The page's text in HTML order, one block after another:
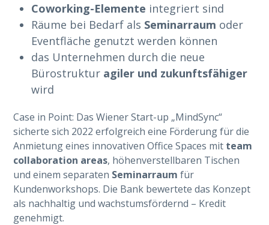
Coworking-Elemente integriert sind
Räume bei Bedarf als Seminarraum oder
Eventfläche genutzt werden können
das Unternehmen durch die neue
Bürostruktur agiler und zukunftsfähiger
wird
Case in Point: Das Wiener Start-up „MindSync“
sicherte sich 2022 erfolgreich eine Förderung für die
Anmietung eines innovativen Office Spaces mit team
collaboration areas, höhenverstellbaren Tischen
und einem separaten Seminarraum für
Kundenworkshops. Die Bank bewertete das Konzept
als nachhaltig und wachstumsfördernd – Kredit
genehmigt.